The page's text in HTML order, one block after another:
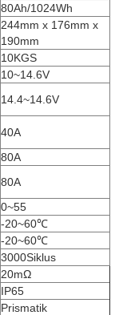
80Ah/1024Wh
244mm x 176mm x
190mm
10KGS
10~14.6V
14.4~14.6V
40A
80A
80A
0~55
-20~60℃
-20~60℃
3000Siklus
20mΩ
IP65
Prismatik